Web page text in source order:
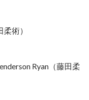
術）
Ryan（藤田柔